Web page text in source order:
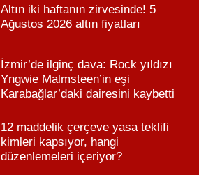
Altın iki haftanın zirvesinde! 5
Ağustos 2026 altın fiyatları
İzmir’de ilginç dava: Rock yıldızı
Yngwie Malmsteen’in eşi
Karabağlar’daki dairesini kaybetti
12 maddelik çerçeve yasa teklifi
kimleri kapsıyor, hangi
düzenlemeleri içeriyor?